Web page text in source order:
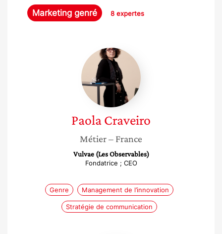
Marketing genré 8 expertes
Paola
Craveiro
PaolaCraveiro
Métier– France
Vulvae (Les Observables)
Fondatrice ; CEO
Genre Management de l’innovation
Stratégie de communication